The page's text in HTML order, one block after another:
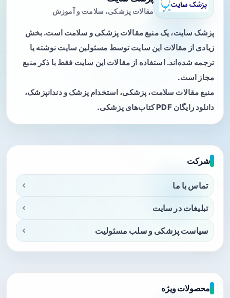
مقالات پزشکی، سلامت و آموزش
پزشک سایت، یک منبع مقالات پزشکی و سلامت است. بخش
زیادی از مقالات این سایت توسط مسئولین سایت نوشته یا
ترجمه شده‌اند. استفاده از مقالات این سایت فقط با ذکر منبع
مجاز است.
منبع مقالات سلامت، پزشکی، استخدام پزشک و دندانپزشک،
دانلود رایگان PDF کتاب‌های پزشکی.
شرکت
تماس با ما
تبلیغات در سایت
سیاست پزشکی و سلب مسئولیت
محصولات ویژه